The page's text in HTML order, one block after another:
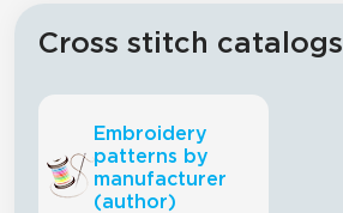
Cross stitch catalogs
Embroidery
patterns by
manufacturer
(author)